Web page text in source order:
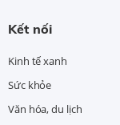
Kết nối
Kinh tế xanh
Sức khỏe
Văn hóa, du lịch